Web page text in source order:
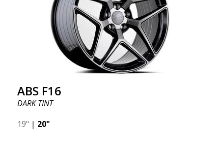
ABS F16
DARK TINT
19" | 20"